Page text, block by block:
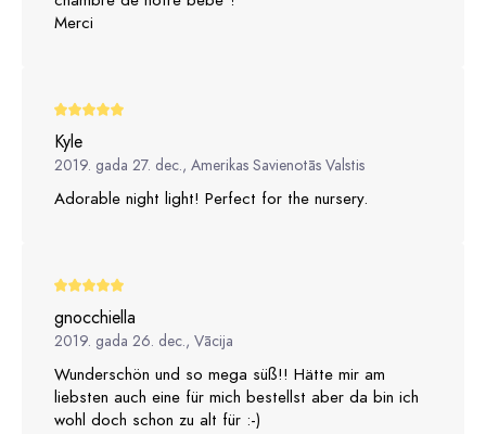
Merci
Kyle
2019. gada 27. dec., Amerikas Savienotās Valstis
Adorable night light! Perfect for the nursery.
gnocchiella
2019. gada 26. dec., Vācija
Wunderschön und so mega süß!! Hätte mir am
liebsten auch eine für mich bestellst aber da bin ich
wohl doch schon zu alt für :-)